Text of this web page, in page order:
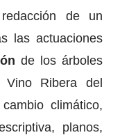
de un
las actuaciones
de los árboles
Ribera del
climático,
planos,